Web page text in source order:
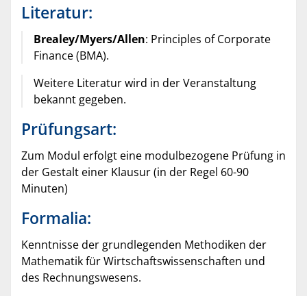
Literatur:
Brealey/Myers/Allen: Principles of Corporate
Finance (BMA).
Weitere Literatur wird in der Veranstaltung
bekannt gegeben.
Prüfungsart:
Zum Modul erfolgt eine modulbezogene Prüfung in
der Gestalt einer Klausur (in der Regel 60-90
Minuten)
Formalia:
Kenntnisse der grundlegenden Methodiken der
Mathematik für Wirtschaftswissenschaften und
des Rechnungswesens.